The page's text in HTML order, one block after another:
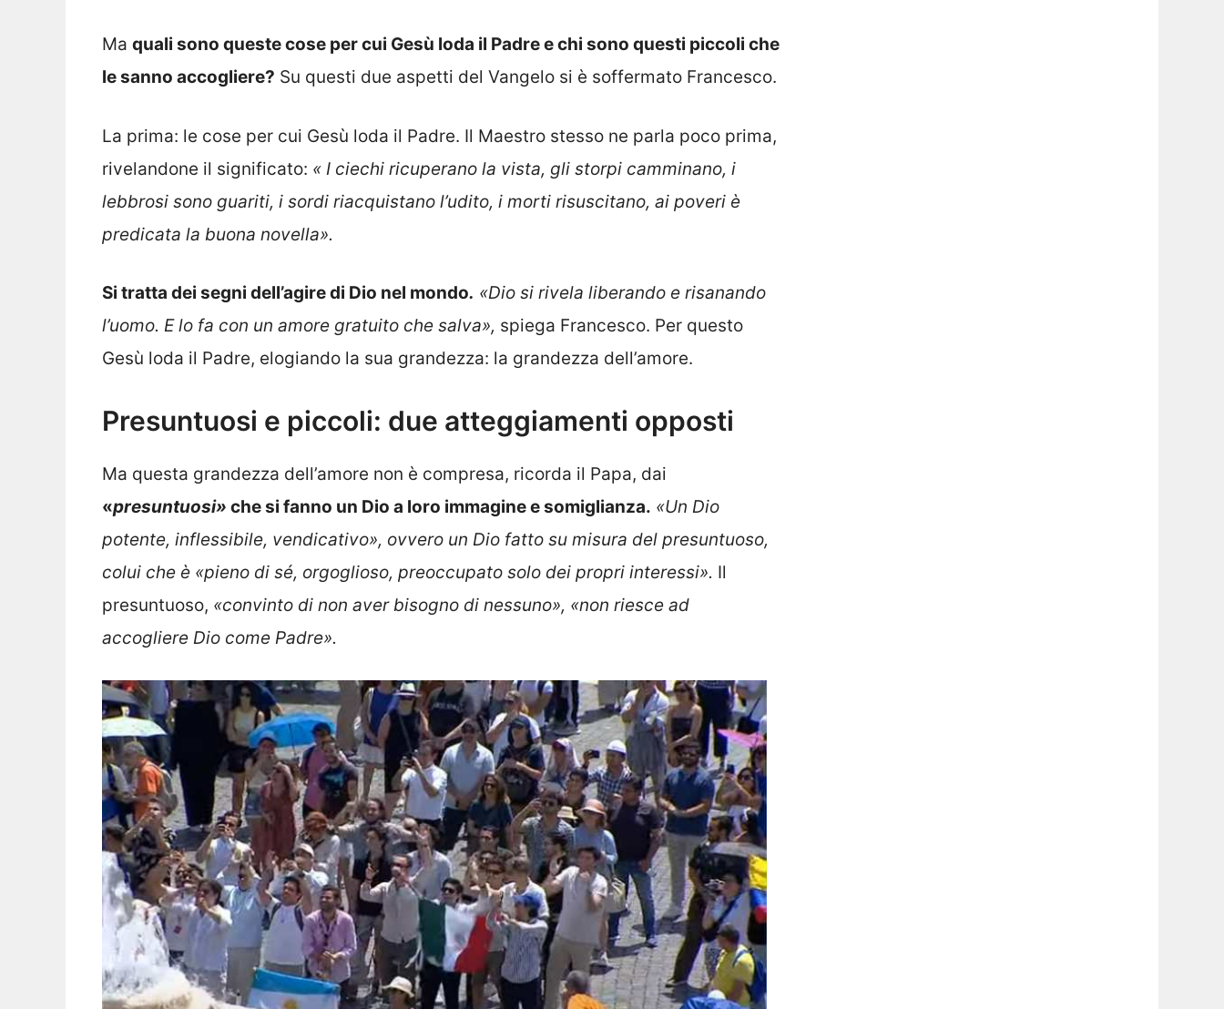
Ma quali sono queste cose per cui Gesù loda il Padre e chi sono questi piccoli che
le sanno accogliere? Su questi due aspetti del Vangelo si è soffermato Francesco.
La prima: le cose per cui Gesù loda il Padre. Il Maestro stesso ne parla poco prima,
rivelandone il significato: « I ciechi ricuperano la vista, gli storpi camminano, i
lebbrosi sono guariti, i sordi riacquistano l’udito, i morti risuscitano, ai poveri è
predicata la buona novella».
Si tratta dei segni dell’agire di Dio nel mondo. «Dio si rivela liberando e risanando
l’uomo. E lo fa con un amore gratuito che salva», spiega Francesco. Per questo
Gesù loda il Padre, elogiando la sua grandezza: la grandezza dell’amore.
Presuntuosi e piccoli: due atteggiamenti opposti
Ma questa grandezza dell’amore non è compresa, ricorda il Papa, dai
«presuntuosi» che si fanno un Dio a loro immagine e somiglianza. «Un Dio
potente, inflessibile, vendicativo», ovvero un Dio fatto su misura del presuntuoso,
colui che è «pieno di sé, orgoglioso, preoccupato solo dei propri interessi». Il
presuntuoso, «convinto di non aver bisogno di nessuno», «non riesce ad
accogliere Dio come Padre».